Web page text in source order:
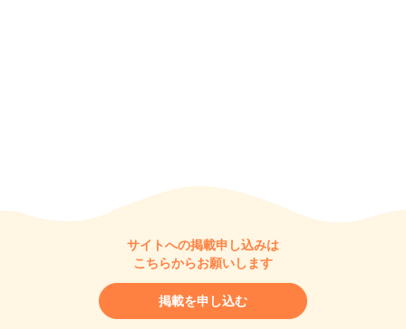
サイトへの掲載申し込みは
こちらからお願いします
掲載を申し込む